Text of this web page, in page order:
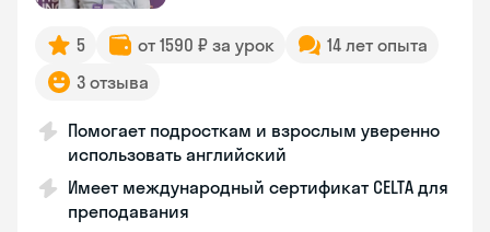
5 от 1590 ₽ за урок
14 лет опыта
3 отзыва
Помогает подросткам и взрослым уверенно
использовать английский
Имеет международный сертификат CELTA для
преподавания